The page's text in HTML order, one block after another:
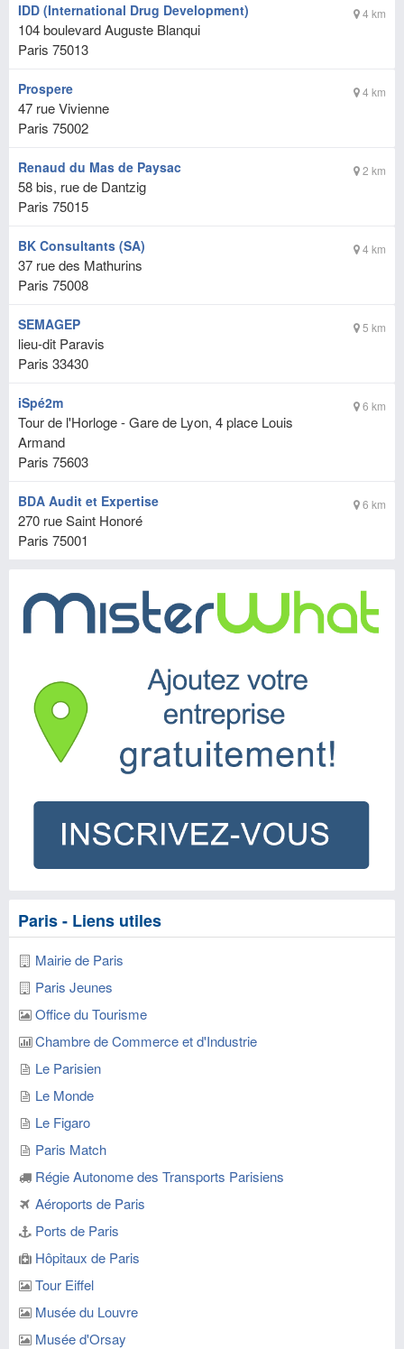
4 km
IDD (International Drug Development)
104 boulevard Auguste Blanqui
Paris 75013
4 km
Prospere
47 rue Vivienne
Paris 75002
2 km
Renaud du Mas de Paysac
58 bis, rue de Dantzig
Paris 75015
4 km
BK Consultants (SA)
37 rue des Mathurins
Paris 75008
5 km
SEMAGEP
lieu-dit Paravis
Paris 33430
6 km
iSpé2m
Tour de l'Horloge - Gare de Lyon, 4 place Louis
Armand
Paris 75603
6 km
BDA Audit et Expertise
270 rue Saint Honoré
Paris 75001
Paris - Liens utiles
Mairie de Paris
Paris Jeunes
Office du Tourisme
Chambre de Commerce et d'Industrie
Le Parisien
Le Monde
Le Figaro
Paris Match
Régie Autonome des Transports Parisiens
Aéroports de Paris
Ports de Paris
Hôpitaux de Paris
Tour Eiffel
Musée du Louvre
Musée d'Orsay